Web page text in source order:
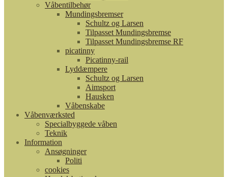
Våbentilbehør
Mundingsbremser
Schultz og Larsen
Tilpasset Mundingsbremse
Tilpasset Mundingsbremse RF
picatinny
Picatinny-rail
Lyddæmpere
Schultz og Larsen
Aimsport
Hausken
Våbenskabe
Våbenværksted
Specialbyggede våben
Teknik
Information
Ansøgninger
Politi
cookies